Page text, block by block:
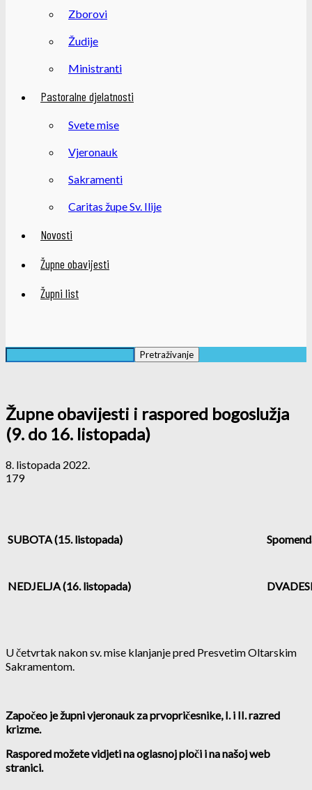
Zborovi
Žudije
Ministranti
Pastoralne djelatnosti
Svete mise
Vjeronauk
Sakramenti
Caritas župe Sv. Ilije
Novosti
Župne obavijesti
Župni list
Župne obavijesti i raspored bogoslužja
(9. do 16. listopada)
8. listopada 2022.
179
SUBOTA (15. listopada)
NEDJELJA (16. listopada)
U četvrtak nakon sv. mise klanjanje pred Presvetim Oltarskim
Sakramentom.
Započeo je župni vjeronauk za prvopričesnike, I. i II. razred
krizme.
Raspored možete vidjeti na oglasnoj ploči i na našoj web
stranici.